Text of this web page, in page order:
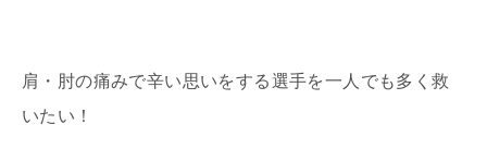
肩・肘の痛みで辛い思いをする選手を一人でも多く救
いたい！